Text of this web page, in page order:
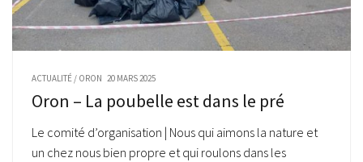
ACTUALITÉ / ORON 20 MARS 2025
Oron – La poubelle est dans le pré
Le comité d’organisation | Nous qui aimons la nature et
un chez nous bien propre et qui roulons dans les